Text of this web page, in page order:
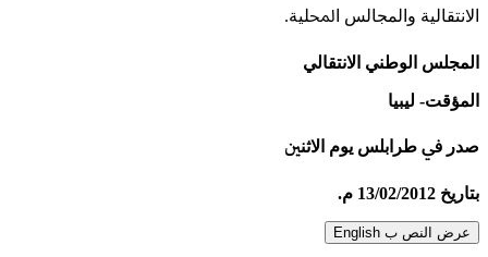
ﺍﻻﻧﺘﻘﺎﻟﻴﺔ ﻭﺍلمجالس ﺍﶈﻠﻴﺔ.
المجلس الوطني الانتقالي
المؤقت- ليبيا
ﺻﺪﺭ ﰲ ﻃﺮﺍﺑﻠﺲ ﻳﻮﻡ ﺍﻻﺛﻨﲔ
بتاريخ 13/02/2012 م.
عرض النص ب English